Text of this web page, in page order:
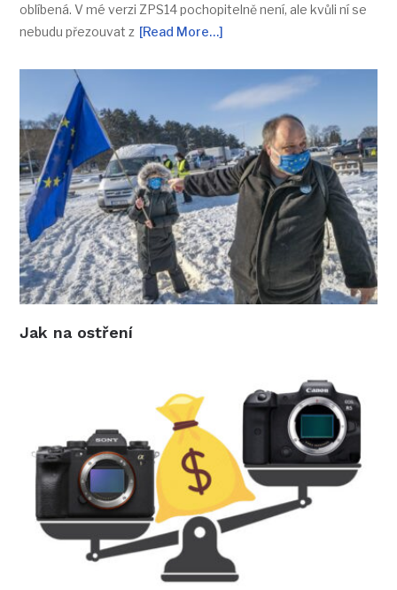
oblíbená. V mé verzi ZPS14 pochopitelně není, ale kvůli ní se
nebudu přezouvat z [Read More…]
Jak na ostření